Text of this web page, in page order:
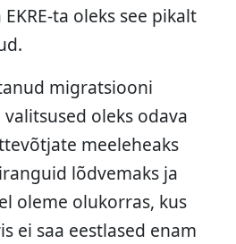
ta oleks see pikalt
migratsiooni
oleks odava
meeleheaks
lõdvemaks ja
oleme olukorras, kus
ei saa eestlased enam